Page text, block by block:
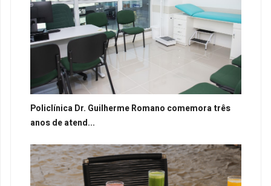
Policlínica Dr. Guilherme Romano comemora três
anos de atend...